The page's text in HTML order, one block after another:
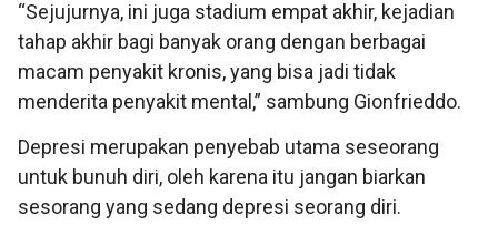
“Sejujurnya, ini juga stadium empat akhir, kejadian
tahap akhir bagi banyak orang dengan berbagai
macam penyakit kronis, yang bisa jadi tidak
menderita penyakit mental,” sambung Gionfrieddo.
Depresi merupakan penyebab utama seseorang
untuk bunuh diri, oleh karena itu jangan biarkan
sesorang yang sedang depresi seorang diri.